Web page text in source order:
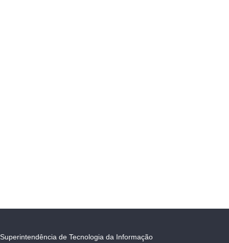
Superintendência de Tecnologia da Informação